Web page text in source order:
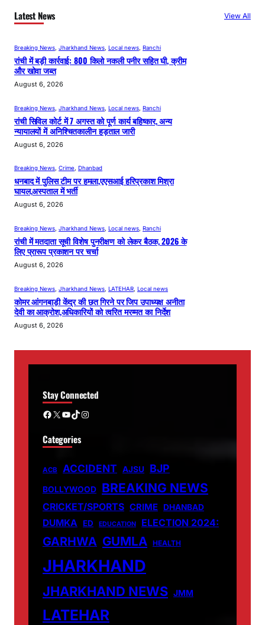
Latest News View All
Breaking News Jharkhand News Local news Ranchi
रांची में बड़ी कार्रवाई: 800 किलो नकली पनीर सहित घी, क्रीम
और खोवा जब्त
August 6, 2026
Breaking News Jharkhand News Local news Ranchi
रांची सिविल कोर्ट में 7 अगस्त को पूर्ण कार्य बहिष्कार, अन्य
न्यायालयों में अनिश्चितकालीन हड़ताल जारी
August 6, 2026
Breaking News, Crime, Dhanbad
धनबाद में पुलिस टीम पर हमला,एएसआई हरिप्रकाश मिश्रा
घायल,अस्पताल में भर्ती
August 6, 2026
Breaking News Jharkhand News Local news Ranchi
रांची में मतदाता सूची विशेष पुनरीक्षण को लेकर बैठक, 2026 के
लिए प्रारूप प्रकाशन पर चर्चा
August 6, 2026
Breaking News Jharkhand News LATEHAR Local news
कोमर आंगनबाड़ी केंद्र की छत गिरने पर जिप उपाध्यक्ष अनीता
देवी का आक्रोश,अधिकारियों को त्वरित मरम्मत का निर्देश
August 6, 2026
Stay Connected
Facebook X YouTube TikTok Instagram
Categories
ACB ACCIDENT AJSU BJP
BOLLYWOOD BREAKING NEWS
CRICKET/SPORTS CRIME DHANBAD
DUMKA ED EDUCATION ELECTION 2024:
GARHWA GUMLA HEALTH
JHARKHAND
JHARKHAND NEWS JMM
LATEHAR